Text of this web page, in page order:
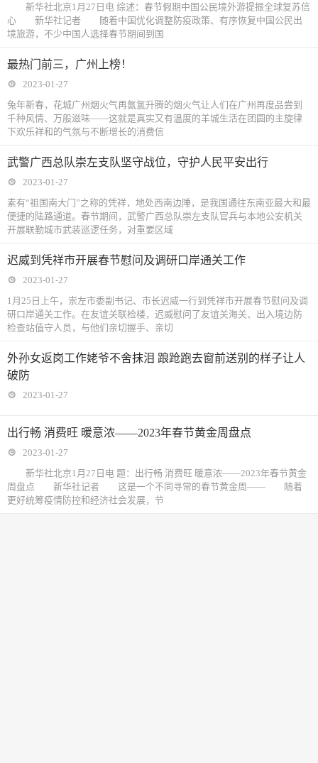
新华社北京1月27日电 综述：春节假期中国公民境外游提振全球复苏信
心 新华社记者 随着中国优化调整防疫政策、有序恢复中国公民出
境旅游，不少中国人选择春节期间到国
最热门前三，广州上榜！
2023-01-27
兔年新春，花城广州烟火气再氤氲升腾的烟火气让人们在广州再度品尝到
千种风情、万般滋味——这就是真实又有温度的羊城生活在团圆的主旋律
下欢乐祥和的气氛与不断增长的消费信
武警广西总队崇左支队坚守战位，守护人民平安出行
2023-01-27
素有“祖国南大门”之称的凭祥，地处西南边陲，是我国通往东南亚最大和最
便捷的陆路通道。春节期间，武警广西总队崇左支队官兵与本地公安机关
开展联勤城市武装巡逻任务，对重要区域
迟威到凭祥市开展春节慰问及调研口岸通关工作
2023-01-27
1月25日上午，崇左市委副书记、市长迟威一行到凭祥市开展春节慰问及调
研口岸通关工作。在友谊关联检楼，迟威慰问了友谊关海关、出入境边防
检查站值守人员，与他们亲切握手、亲切
外孙女返岗工作姥爷不舍抹泪 踉跄跑去窗前送别的样子让人
破防
2023-01-27
出行畅 消费旺 暖意浓——2023年春节黄金周盘点
2023-01-27
新华社北京1月27日电 题：出行畅 消费旺 暖意浓——2023年春节黄金
周盘点 新华社记者 这是一个不同寻常的春节黄金周—— 随着
更好统筹疫情防控和经济社会发展，节